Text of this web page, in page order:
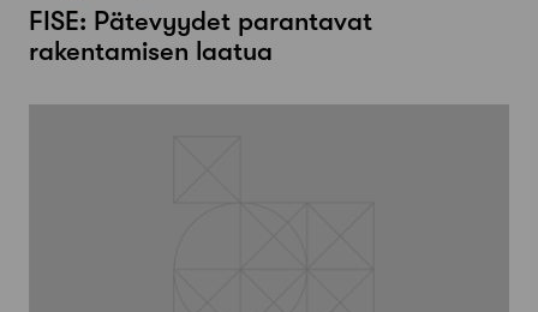
FISE: Pätevyydet parantavat
rakentamisen laatua